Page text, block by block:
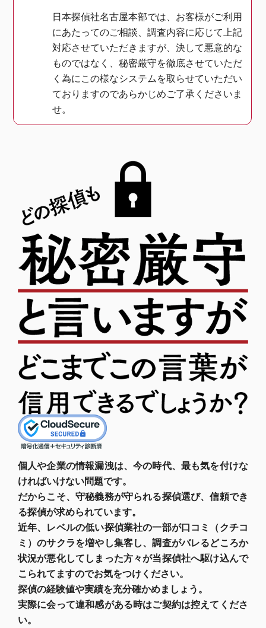
日本探偵社名古屋本部では、お客様がご利用
にあたってのご相談、調査内容に応じて上記
対応させていただきますが、決して悪意的な
ものではなく、秘密厳守を徹底させていただ
く為にこの様なシステムを取らせていただい
ておりますのであらかじめご了承くださいま
せ。
個人や企業の情報漏洩は、今の時代、最も気を付けな
ければいけない問題です。
だからこそ、守秘義務が守られる探偵選び、信頼でき
る探偵が求められています。
近年、レベルの低い探偵業社の一部が口コミ（クチコ
ミ）のサクラを増やし集客し、調査がバレるどころか
状況が悪化してしまった方々が当探偵社へ駆け込んで
こられてますのでお気をつけください。
探偵の経験値や実績を充分確かめましょう。
実際に会って違和感がある時はご契約は控えてくださ
い。